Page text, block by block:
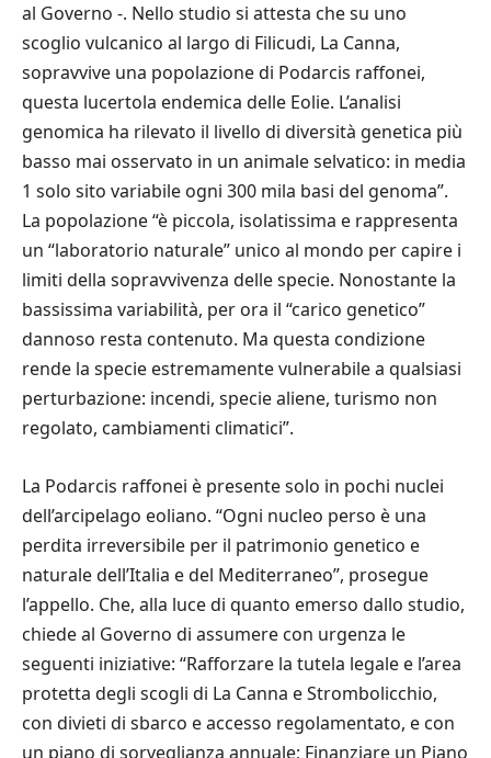
al Governo -. Nello studio si attesta che su uno
scoglio vulcanico al largo di Filicudi, La Canna,
sopravvive una popolazione di Podarcis raffonei,
questa lucertola endemica delle Eolie. L’analisi
genomica ha rilevato il livello di diversità genetica più
basso mai osservato in un animale selvatico: in media
1 solo sito variabile ogni 300 mila basi del genoma”.
La popolazione “è piccola, isolatissima e rappresenta
un “laboratorio naturale” unico al mondo per capire i
limiti della sopravvivenza delle specie. Nonostante la
bassissima variabilità, per ora il “carico genetico”
dannoso resta contenuto. Ma questa condizione
rende la specie estremamente vulnerabile a qualsiasi
perturbazione: incendi, specie aliene, turismo non
regolato, cambiamenti climatici”.
La Podarcis raffonei è presente solo in pochi nuclei
dell’arcipelago eoliano. “Ogni nucleo perso è una
perdita irreversibile per il patrimonio genetico e
naturale dell’Italia e del Mediterraneo”, prosegue
l’appello. Che, alla luce di quanto emerso dallo studio,
chiede al Governo di assumere con urgenza le
seguenti iniziative: “Rafforzare la tutela legale e l’area
protetta degli scogli di La Canna e Strombolicchio,
con divieti di sbarco e accesso regolamentato, e con
un piano di sorveglianza annuale; Finanziare un Piano